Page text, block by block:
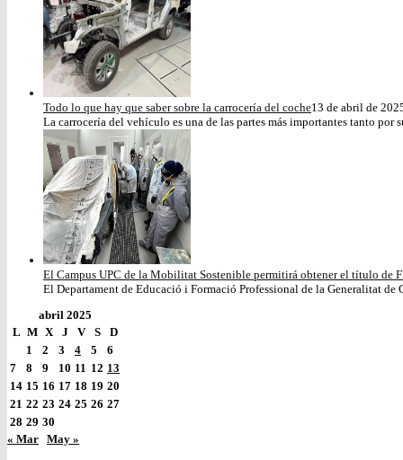
Todo lo que hay que saber sobre la carrocería del coche13 de abril de
La carrocería del vehículo es una de las partes más importantes tanto
El Campus UPC de la Mobilitat Sostenible permitirá obtener el título de
El Departament de Educació i Formació Professional de la Generalitat
abril 2025
L M X J V S
D
1
2 3 4 5
6
7
8 9 10 11 12 13
14 15 16 17 18 19 20
21 22 23 24 25 26 27
28 29 30
« Mar May »